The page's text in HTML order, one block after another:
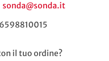
sonda@sonda.it
il tuo ordine?